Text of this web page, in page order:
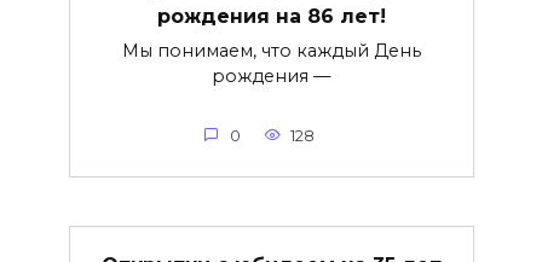
рождения на 86 лет!
Мы понимаем, что каждый День
рождения —
0 128